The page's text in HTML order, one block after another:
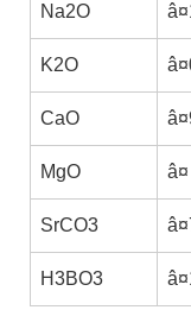
Na2O
K2O
CaO
MgO
SrCO3
H3BO3